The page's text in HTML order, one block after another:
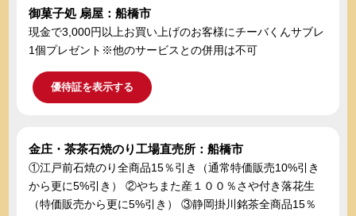
御菓子処 扇屋：船橋市
現金で3,000円以上お買い上げのお客様にチーバくんサブレ
1個プレゼント※他のサービスとの併用は不可
優待証を表示する
金庄・茶茶石焼のり工場直売所：船橋市
①江戸前石焼のり全商品15％引き（通常特価販売10%引き
から更に5%引き） ②やちまた産１００％さや付き落花生
（特価販売から更に5%引き） ③静岡掛川銘茶全商品15％